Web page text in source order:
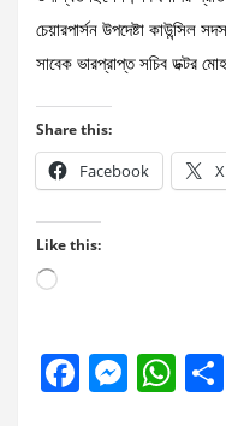
চেয়ারপার্সন উপদেষ্টা কাউন্সিল
সাবেক ভারপ্রাপ্ত সচিব ডক্টর
Share this:
Facebook X
Like this:
Loading…
F
M W